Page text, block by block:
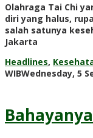
Olahraga Tai Chi
diri yang halus,
salah satunya
Jakarta
Headlines,
WIBWednesday, 5